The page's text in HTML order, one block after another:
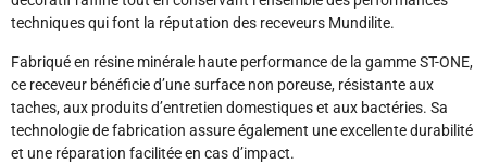
techniques qui font la réputation des receveurs Mundilite.
Fabriqué en résine minérale haute performance de la gamme ST-ONE,
ce receveur bénéficie d’une surface non poreuse, résistante aux
taches, aux produits d’entretien domestiques et aux bactéries. Sa
technologie de fabrication assure également une excellente durabilité
et une réparation facilitée en cas d’impact.